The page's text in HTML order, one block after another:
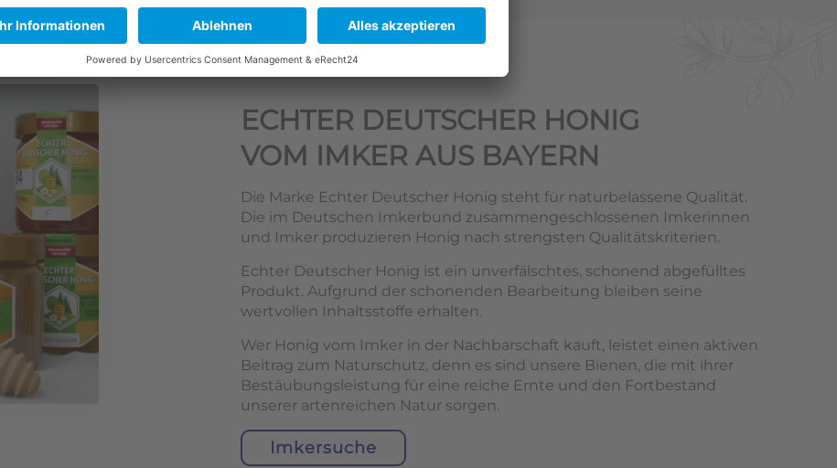
ECHTER DEUTSCHER HONIG
VOM IMKER AUS BAYERN
Die Marke Echter Deutscher Honig steht für naturbelassene Qualität.
Die im Deutschen Imkerbund zusammengeschlossenen Imkerinnen
und Imker produzieren Honig nach strengsten Qualitätskriterien.
Echter Deutscher Honig ist ein unverfälschtes, schonend abgefülltes
Produkt. Aufgrund der schonenden Bearbeitung bleiben seine
wertvollen Inhaltsstoffe erhalten.
Wer Honig vom Imker in der Nachbarschaft kauft, leistet einen aktiven
Beitrag zum Naturschutz, denn es sind unsere Bienen, die mit ihrer
Bestäubungsleistung für eine reiche Ernte und den Fortbestand
unserer artenreichen Natur sorgen.
Imkersuche